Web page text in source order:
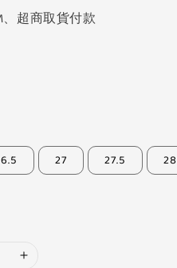
、超商取貨付款
27 27.5 28